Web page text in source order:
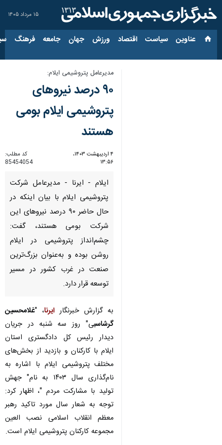
۱۵ مرداد ۱۴۰۵
عناوین‌ سیاست اقتصاد ورزش جهان جامعه فرهنگ
مدیرعامل پتروشیمی ایلام:
۹۰ درصد نیروهای
پتروشیمی ایلام بومی
هستند
۴ اردیبهشت ۱۴۰۳،
۱۳:۵۶
کد مطلب:
85454054
ایلام - ایرنا - مدیرعامل شرکت
پتروشیمی ایلام با بیان اینکه در
حال حاضر ۹۰ درصد نیروهای این
شرکت بومی هستند، گفت:
چشم‌انداز پتروشیمی در ایلام
روشن بوده و به‌عنوان بزرگ‌ترین
صنعت در غرب کشور در مسیر
توسعه قرار دارد.
به گزارش خبرنگار ایرنا، "غلامحسین
گرشاسبی" روز سه شنبه در جریان
دیدار رئیس کل دادگستری استان
ایلام با کارکنان و بازدید از بخش‌های
مختلف پتروشیمی ایلام با اشاره به
نام‌گذاری سال ۱۴۰۳ به نام" جهش
تولید با مشارکت مردم "، اظهار کرد:
توجه به شعار سال مورد تاکید رهبر
معظم انقلاب اسلامی نصب العین
مجموعه کارکنان پتروشیمی ایلام است.